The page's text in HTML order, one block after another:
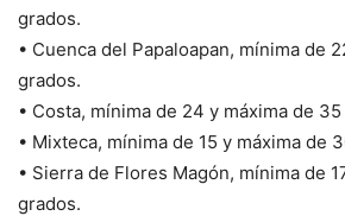
grados.
• Cuenca del Papaloapan, mínima de
grados.
• Costa, mínima de 24 y máxima de
• Mixteca, mínima de 15 y máxima de
• Sierra de Flores Magón, mínima de
grados.